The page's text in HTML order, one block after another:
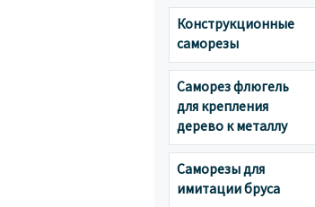
Конструкционные
саморезы
Саморез флюгель
для крепления
дерево к металлу
Саморезы для
имитации бруса